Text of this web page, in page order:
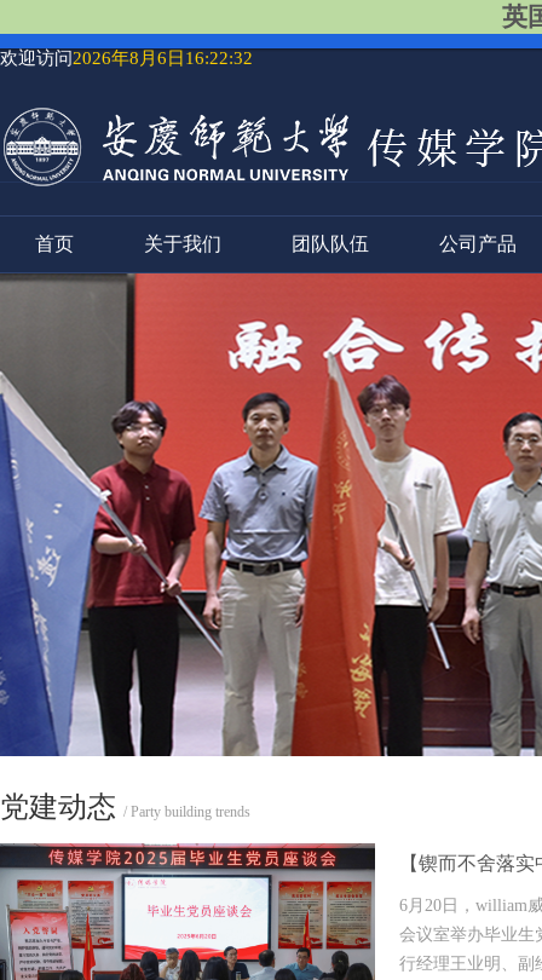
英
欢迎访问2026年8月6日16:22:32
首页 关于我们 团队队伍 公司产品
党建动态 / Party building trends
【锲而不舍落
文官网举办
6月20日，william
会议室举办毕业生
行经理王业明、副